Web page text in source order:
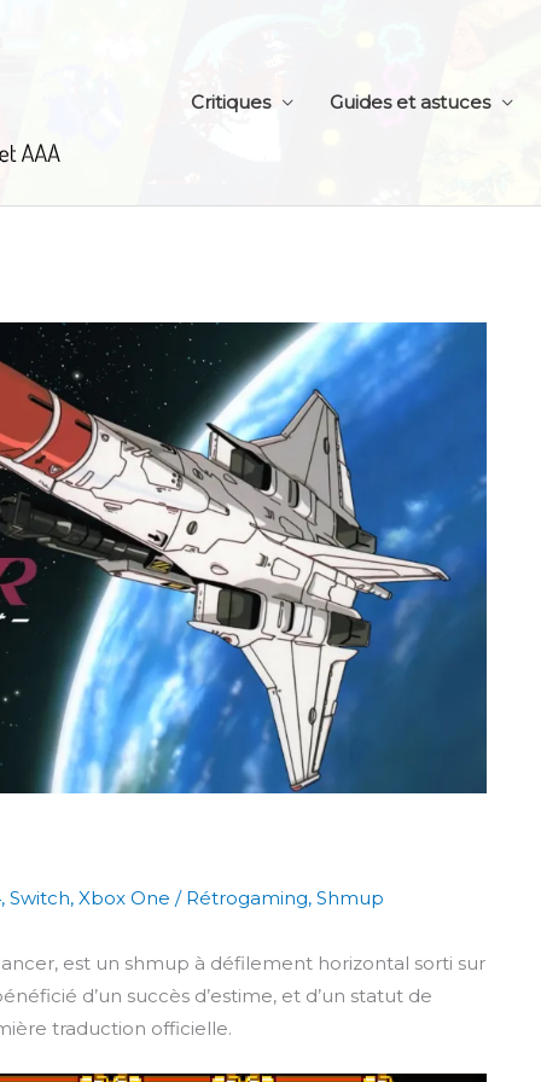
Critiques Guides et astuces
, Switch, Xbox One / Rétrogaming, Shmup
est un shmup à défilement horizontal sorti sur
d’un succès d’estime, et d’un statut de
traduction officielle.